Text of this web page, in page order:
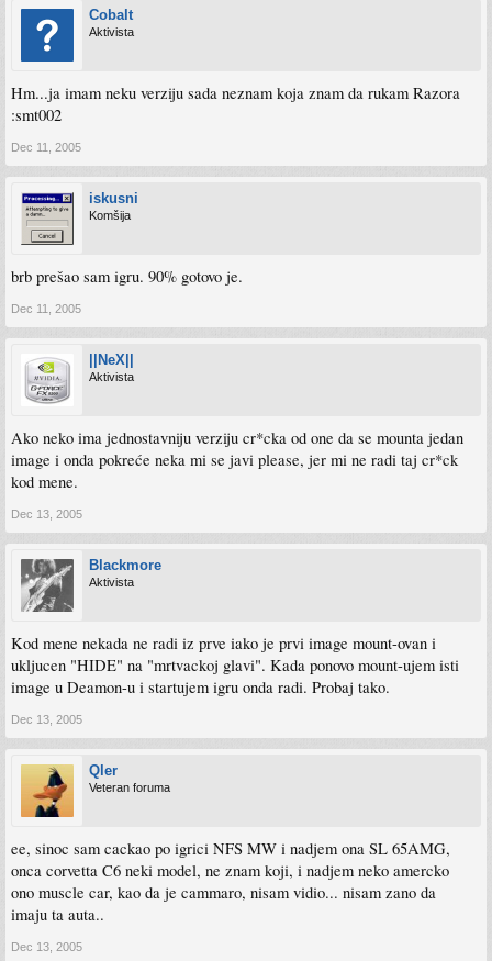
Cobalt
Aktivista
Hm...ja imam neku verziju sada neznam koja znam da rukam Razora
:smt002
Dec 11, 2005
iskusni
Komšija
brb prešao sam igru. 90% gotovo je.
Dec 11, 2005
||NeX||
Aktivista
Ako neko ima jednostavniju verziju cr*cka od one da se mounta jedan
image i onda pokreće neka mi se javi please, jer mi ne radi taj cr*ck
kod mene.
Dec 13, 2005
Blackmore
Aktivista
Kod mene nekada ne radi iz prve iako je prvi image mount-ovan i
ukljucen "HIDE" na "mrtvackoj glavi". Kada ponovo mount-ujem isti
image u Deamon-u i startujem igru onda radi. Probaj tako.
Dec 13, 2005
Qler
Veteran foruma
ee, sinoc sam cackao po igrici NFS MW i nadjem ona SL 65AMG,
onca corvetta C6 neki model, ne znam koji, i nadjem neko amercko
ono muscle car, kao da je cammaro, nisam vidio... nisam zano da
imaju ta auta..
Dec 13, 2005